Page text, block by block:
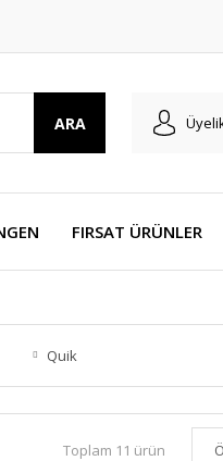
ARA
FIRSAT ÜRÜNLER
Quik
Toplam 11 ürün